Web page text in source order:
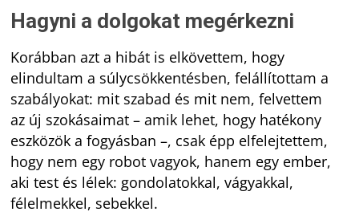
Hagyni a dolgokat megérkezni
Korábban azt a hibát is elkövettem, hogy
elindultam a súlycsökkentésben, felállítottam a
szabályokat: mit szabad és mit nem, felvettem
az új szokásaimat – amik lehet, hogy hatékony
eszközök a fogyásban –, csak épp elfelejtettem,
hogy nem egy robot vagyok, hanem egy ember,
aki test és lélek: gondolatokkal, vágyakkal,
félelmekkel, sebekkel.